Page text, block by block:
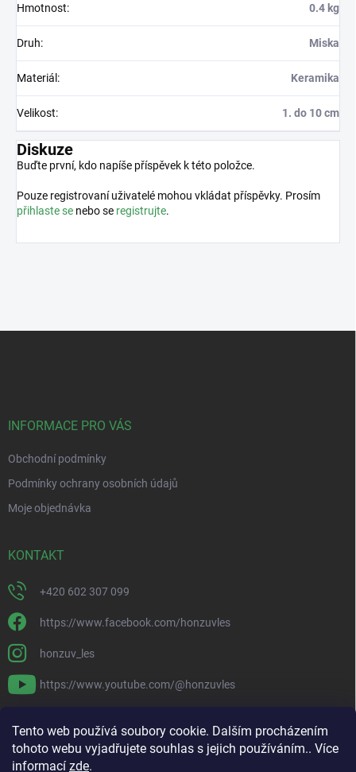
Tento web používá soubory cookie. Dalším procházením
tohoto webu vyjadřujete souhlas s jejich používáním.. Více
informací zde.
Hmotnost: 0.4 kg
Druh: Miska
Materiál : Keramika
Velikost: 1. do 10 cm
Diskuze
Buďte první, kdo napíše příspěvek k této položce.
Pouze registrovaní uživatelé mohou vkládat příspěvky. Prosím
přihlaste se nebo se registrujte.
INFORMACE PRO VÁS
Obchodní podmínky
Podmínky ochrany osobních údajů
Moje objednávka
KONTAKT
+420 602 307 099
https://www.facebook.com/honzuvles
honzuv_les
https://www.youtube.com/@honzuvles
PŘIJÍMÁME ONLINE PLATBY